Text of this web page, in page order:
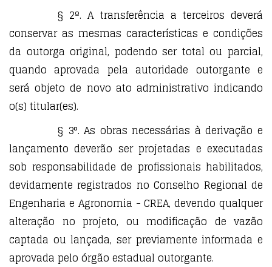
§ 2º. A transferência a terceiros deverá
conservar as mesmas características e condições
da outorga original, podendo ser total ou parcial,
quando aprovada pela autoridade outorgante e
será objeto de novo ato administrativo indicando
o(s) titular(es).
§ 3°. As obras necessárias à derivação e
lançamento deverão ser projetadas e executadas
sob responsabilidade de profissionais habilitados,
devidamente registrados no Conselho Regional de
Engenharia e Agronomia - CREA, devendo qualquer
alteração no projeto, ou modificação de vazão
captada ou lançada, ser previamente informada e
aprovada pelo órgão estadual outorgante.